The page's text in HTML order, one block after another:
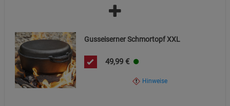
Gusseiserner Schmortopf XXL
49,99 €
Hinweise